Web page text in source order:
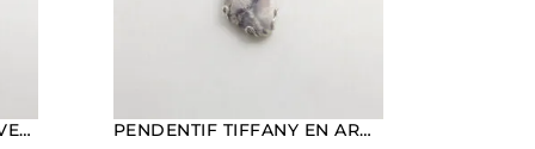
PENDENTIF EN TECTITE AVEC ARGENT
PENDENTIF TIFFANY EN ARGENT